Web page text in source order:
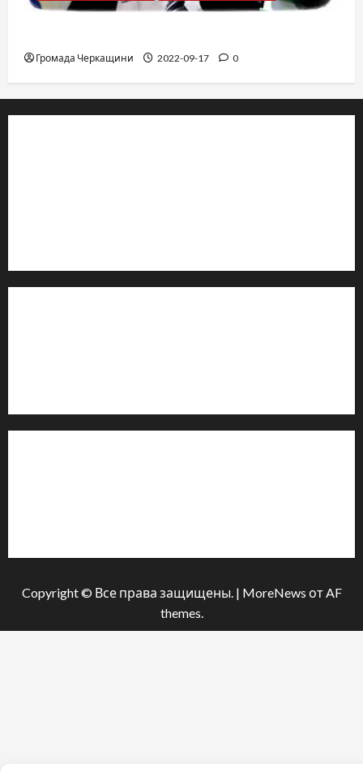
Громада Черкащини 2022-09-17 0
Copyright © Все права защищены. | MoreNews от AF
themes.